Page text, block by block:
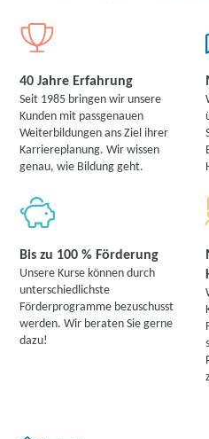
Lernstudio Barbarossa /
weitere
IBB Worms | Wilhelm-
67547 WormsPartner
weitere
Berger Bildungsinstitut
Straße 4, 67547 Worms
weitere
Lernstudio Barbarossa /
GmbH | Hauptstraße 20,
40 Jahre Erfahrung
Seit 1985 bringen wir unsere
Kunden mit passgenauen
Weiterbildungen ans Ziel ihrer
Karriereplanung. Wir wissen
genau, wie Bildung geht.
Bis zu 100 % Förderung
Unsere Kurse können durch
unterschiedlichste
Förderprogramme bezuschusst
werden. Wir beraten Sie gerne
dazu!